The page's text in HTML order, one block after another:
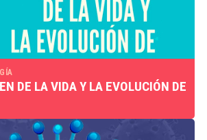
DE LA VIDA Y LA EVOLUCIÓN DE